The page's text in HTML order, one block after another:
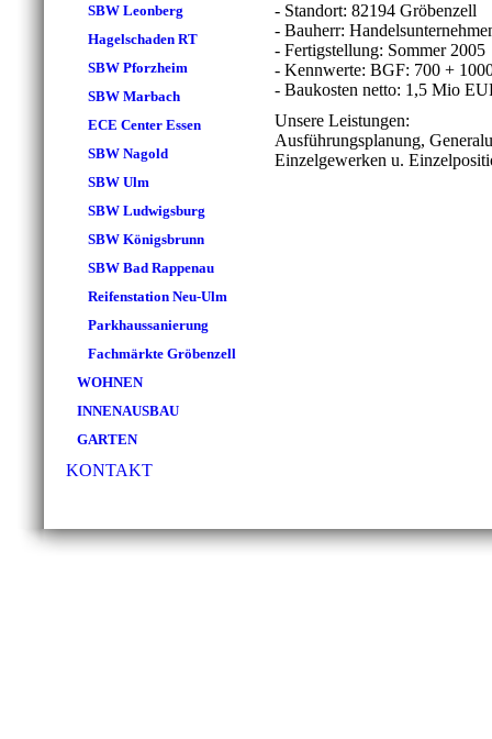
SBW Leonberg
Hagelschaden RT
SBW Pforzheim
SBW Marbach
ECE Center Essen
SBW Nagold
SBW Ulm
SBW Ludwigsburg
SBW Königsbrunn
SBW Bad Rappenau
Reifenstation Neu-Ulm
Parkhaussanierung
Fachmärkte Gröbenzell
WOHNEN
INNENAUSBAU
GARTEN
KONTAKT
- Standort: 82194 Gröbenzell
- Bauherr:
- Fertigstellung: Sommer 2005
- Kennwerte: BGF: 700 +
- Baukosten netto: 1,5 Mio
Unsere Leistungen:
Ausführungsplanung,
Einzelgewerken u.